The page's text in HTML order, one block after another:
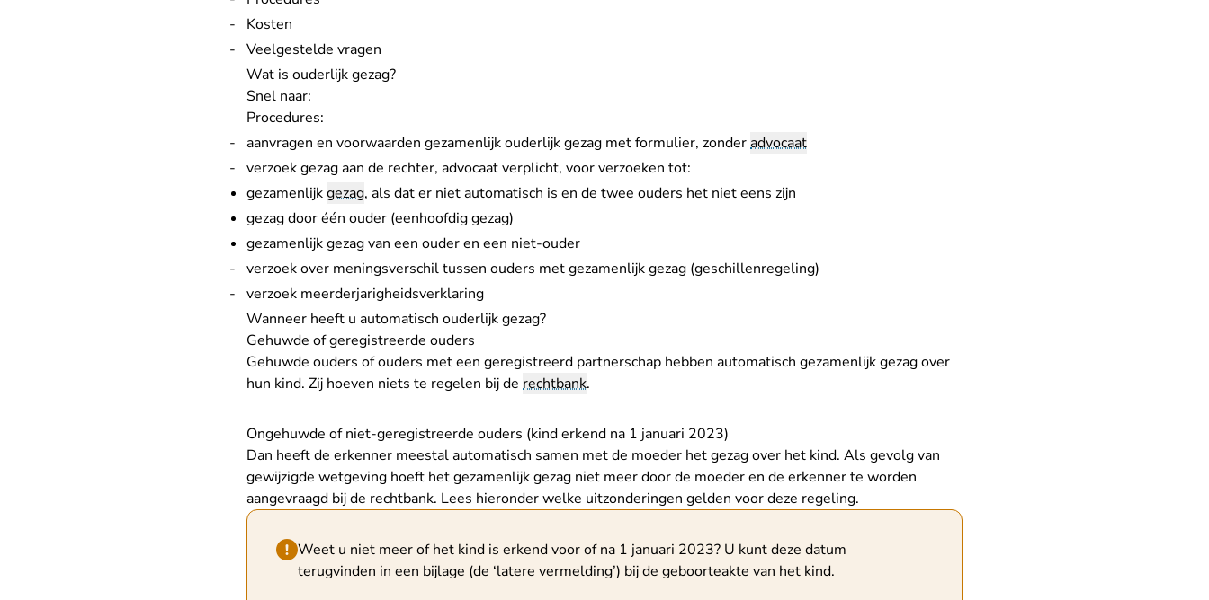
Kosten
Veelgestelde vragen
Wat is ouderlijk gezag?
Snel naar:
Procedures:
aanvragen en voorwaarden gezamenlijk ouderlijk gezag met formulier, zonderadvocaat
verzoek gezag aan de rechter, advocaat verplicht, voor verzoeken tot:
gezamenlijkgezag, als dat er niet automatisch is en de twee ouders het niet eens zijn
gezag door één ouder (eenhoofdig gezag)
gezamenlijk gezag van een ouder en een niet-ouder
verzoek over meningsverschil tussen ouders met gezamenlijk gezag (geschillenregeling)
verzoek meerderjarigheidsverklaring
Wanneer heeft u automatisch ouderlijk gezag?
Gehuwde of geregistreerde ouders
Gehuwde ouders of ouders met een geregistreerd partnerschap hebben automatisch gezamenlijk gezag over
hun kind. Zij hoeven niets te regelen bij de rechtbank.
Ongehuwde of niet-geregistreerde ouders (kind erkend na 1 januari 2023)
Dan heeft de erkenner meestal automatisch samen met de moeder het gezag over het kind. Als gevolg van
gewijzigde wetgeving hoeft het gezamenlijk gezag niet meer door de moeder en de erkenner te worden
aangevraagd bij de rechtbank. Lees hieronderwelke uitzonderingen gelden voor deze regeling.
Hint van type waarschuwing
Weet u niet meer of het kind is erkend voor of na 1 januari 2023? U kunt deze datum
terugvinden in een bijlage (de ‘latere vermelding’) bij de geboorteakte van het kind.